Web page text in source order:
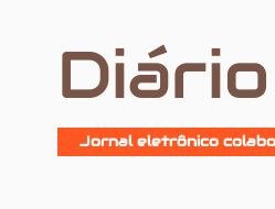
Jornal eletrônico